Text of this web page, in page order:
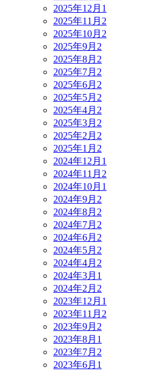
2025年12月 1
2025年11月 2
2025年10月 2
2025年9月 2
2025年8月 2
2025年7月 2
2025年6月 2
2025年5月 2
2025年4月 2
2025年3月 2
2025年2月 2
2025年1月 2
2024年12月 1
2024年11月 2
2024年10月 1
2024年9月 2
2024年8月 2
2024年7月 2
2024年6月 2
2024年5月 2
2024年4月 2
2024年3月 1
2024年2月 2
2023年12月 1
2023年11月 2
2023年9月 2
2023年8月 1
2023年7月 2
2023年6月 1